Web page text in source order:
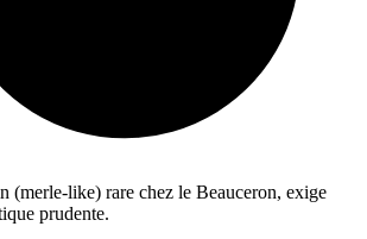
(merle-like) rare chez le Beauceron, exige
prudente.